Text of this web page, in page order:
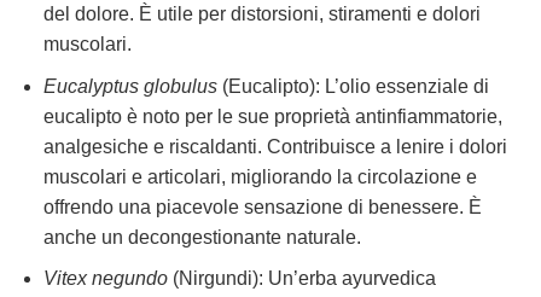
del dolore. È utile per distorsioni, stiramenti e dolori
muscolari.
Eucalyptus globulus(Eucalipto): L’olio essenziale di
eucalipto è noto per le sue proprietà antinfiammatorie,
analgesiche e riscaldanti. Contribuisce a lenire i dolori
muscolari e articolari, migliorando la circolazione e
offrendo una piacevole sensazione di benessere. È
anche un decongestionante naturale.
Vitex negundo(Nirgundi): Un’erba ayurvedica